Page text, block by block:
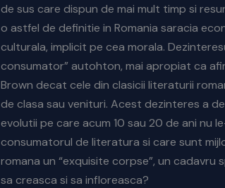
de sus care dispun de mai mult timp si
o astfel de definitie in Romania saracia
culturala, implicit pe cea morala.
consumator” autohton, mai apropiat ca
Brown decat cele din clasicii literaturii
de clasa sau venituri. Acest dezinteres a
evolutii pe care acum 10 sau 20 de ani nu
consumatorul de literatura si care sunt
romana un “exquisite corpse”, un cadavru
sa creasca si sa infloreasca?